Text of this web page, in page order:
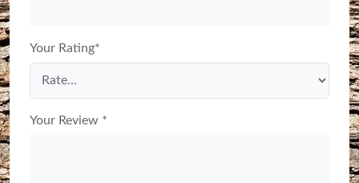
Your Rating*
Your Review *